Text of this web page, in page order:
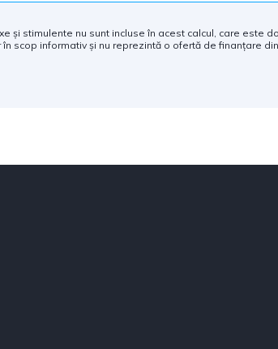
și stimulente nu sunt incluse în acest calcul, care este
în scop informativ și nu reprezintă o ofertă de finanțare